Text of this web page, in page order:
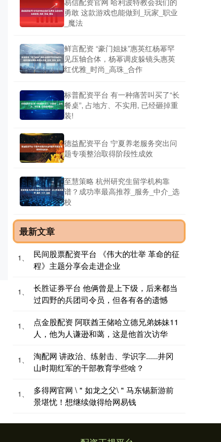
勇敢 这款游戏也能做到_玩家_职业
_魔法
鲜言配资 “豪门姐妹”惠英红杨幂罕
见压轴合体，杨幂调皮躲镜头惠英
红优雅_时尚_高珠_合作
标普配资平台 有一种痛苦叫买了“长
餐桌”, 占地方、不实用, 已经砸掉重
装!
德益配资平台 宁夏养老服务突出问
题专项整治取得阶段性成效
至慧策略 杭州研究生留学机构靠
谱？成功率最高推荐_服务_中介_选
校
最新文章
1、
民间股票配资平台 《伟大的壮举 革命的征
程》主题分享会走进企业
1、
长胜证券平台 他俩曾是上下级，后来都当
过四野的兵团司令员，但各有各的遗憾
1、
点金股配资 阿联酋王储哈立德兄弟姊妹11
人，他为人谦逊和蔼，这是他首次访华
1、
淘配网 讲政治、练射击、学识字......井冈
山时期红军的干部教育学些啥？
1、
多得网官网 \＂如龙之父\＂马东锡新游前
景堪忧！想继续做得给网易钱